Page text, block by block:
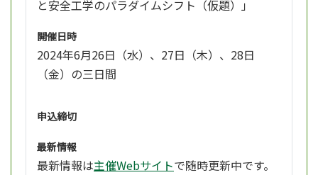
と安全工学のパラダイムシフト（仮題）」
開催日時
2024年6月26日（水）、27日（木）、28日
（金）の三日間
申込締切
最新情報
最新情報は主催Webサイトで随時更新中です。